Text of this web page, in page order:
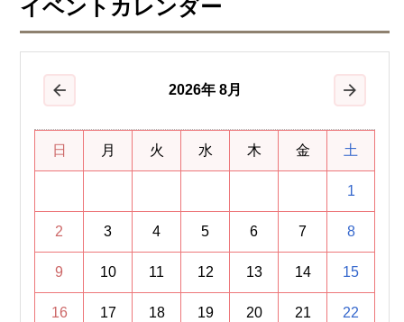
イベントカレンダー
前の月 次の月
2026年 8月
日 月 火 水 木 金 土
1
2 3 4 5 6 7 8
9 10 11 12 13 14 15
16 17 18 19 20 21 22